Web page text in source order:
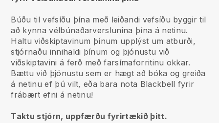
Búðu til vefsíðu þína með leiðandi vefsíðu byggir til
að kynna vélbúnaðarverslunina þína á netinu.
Haltu viðskiptavinum þínum upplýst um atburði,
stjórnaðu innihaldi þínum og þjónustu við
viðskiptavini á ferð með farsímaforritinu okkar.
Bættu við þjónustu sem er hægt að bóka og greiða
á netinu ef þú vilt, eða bara nota Blackbell fyrir
frábært efni á netinu!
Taktu stjórn, uppfærðu fyrirtækið þitt.